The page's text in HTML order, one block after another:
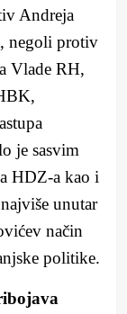
Andreja
negoli protiv
Vlade RH,
je sasvim
HDZ-a kao i
unutar
način
politike.